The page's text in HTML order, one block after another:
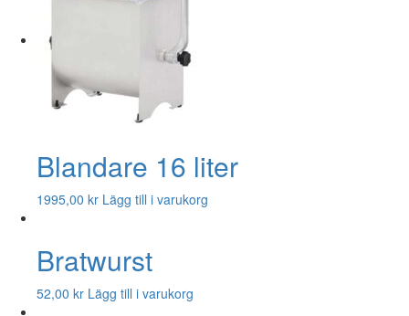
Blandare 16 liter
1995,00 kr Lägg till i varukorg
Bratwurst
52,00 kr Lägg till i varukorg